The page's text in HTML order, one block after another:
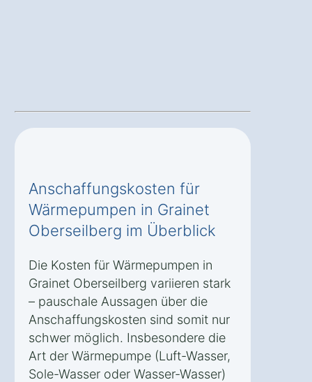
Anschaffungskosten für
Wärmepumpen in Grainet
Oberseilberg im Überblick
Die Kosten für Wärmepumpen in
Grainet Oberseilberg variieren stark
– pauschale Aussagen über die
Anschaffungskosten sind somit nur
schwer möglich. Insbesondere die
Art der Wärmepumpe (Luft-Wasser,
Sole-Wasser oder Wasser-Wasser)